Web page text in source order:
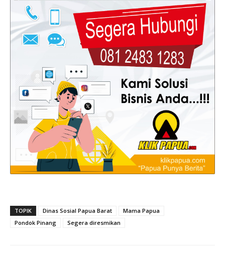
TOPIK Dinas Sosial Papua Barat
Mama Papua
Pondok Pinang
Segera diresmikan